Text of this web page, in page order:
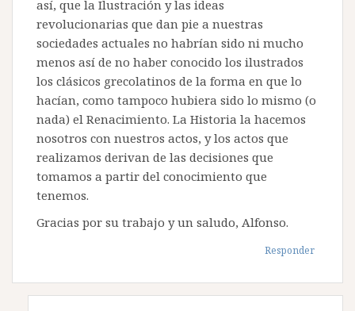
así, que la Ilustración y las ideas
revolucionarias que dan pie a nuestras
sociedades actuales no habrían sido ni mucho
menos así de no haber conocido los ilustrados
los clásicos grecolatinos de la forma en que lo
hacían, como tampoco hubiera sido lo mismo (o
nada) el Renacimiento. La Historia la hacemos
nosotros con nuestros actos, y los actos que
realizamos derivan de las decisiones que
tomamos a partir del conocimiento que
tenemos.
Gracias por su trabajo y un saludo, Alfonso.
Responder